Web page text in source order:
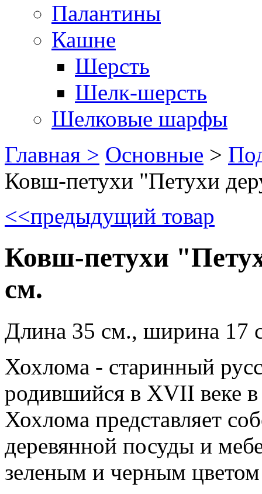
Палантины
Кашне
Шерсть
Шелк-шерсть
Шелковые шарфы
Главная > Основные >
Ковш-петухи "Петухи
<<предыдущий товар
Ковш-петухи
см.
Длина 35 см., ширина 17
Хохлома - старинный
родившийся в XVII веке
Хохлома представляет
деревянной посуды и
зеленым и черным